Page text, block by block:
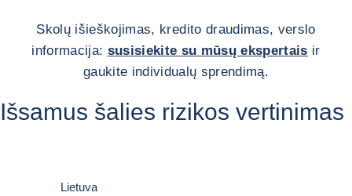
Skolų išieškojimas, kredito draudimas, verslo
informacija: susisiekite su mūsų ekspertais ir
gaukite individualų sprendimą.
Išsamus šalies rizikos vertinimas
Lietuva